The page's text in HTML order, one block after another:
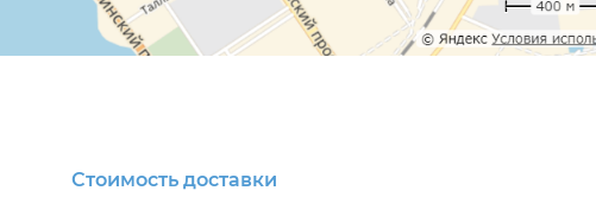
Стоимость доставки